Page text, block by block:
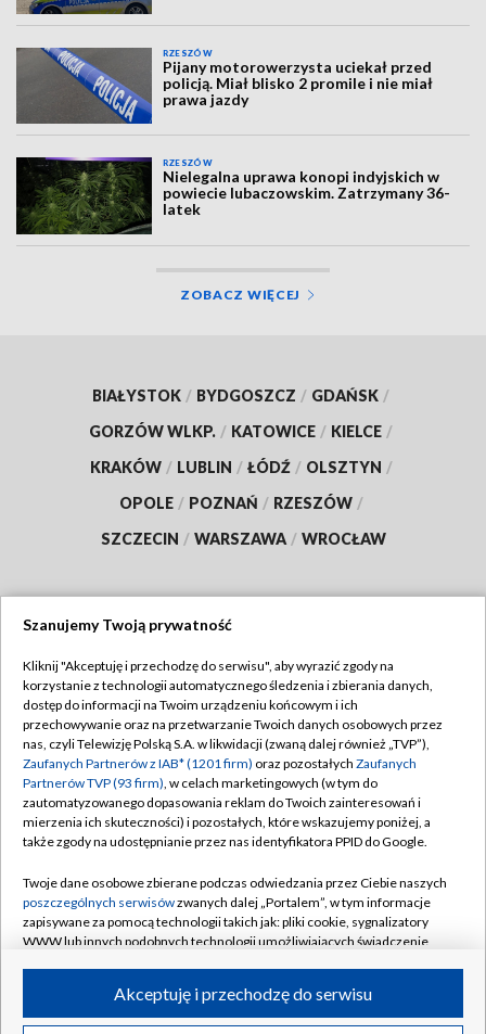
RZESZÓW
Pijany motorowerzysta uciekał przed
policją. Miał blisko 2 promile i nie miał
prawa jazdy
RZESZÓW
Nielegalna uprawa konopi indyjskich w
powiecie lubaczowskim. Zatrzymany 36-
latek
ZOBACZ WIĘCEJ
BIAŁYSTOK / BYDGOSZCZ / GDAŃSK /
GORZÓW WLKP. / KATOWICE / KIELCE /
KRAKÓW / LUBLIN / ŁÓDŹ / OLSZTYN /
OPOLE / POZNAŃ / RZESZÓW /
SZCZECIN / WARSZAWA / WROCŁAW
TVP
Abonament TVP
Emisja w TVP
Centrum informacji TVP
Naziemna Telewizja Cyfrowa
Rada Programowa
System NOS
Informacje o nadawcy
Program dla prasy
Regulamin TVP
Polityka prywatności
Moje zgody
Pomoc
Kontakt
Kanały
©2026 Telewizja Polska S.A. w likwidacji
Szanujemy Twoją prywatność
Kliknij "Akceptuję i przechodzę do serwisu", aby wyrazić zgody na
korzystanie z technologii automatycznego śledzenia i zbierania danych,
dostęp do informacji na Twoim urządzeniu końcowym i ich
przechowywanie oraz na przetwarzanie Twoich danych osobowych przez
nas, czyli Telewizję Polską S.A. w likwidacji (zwaną dalej również „TVP”),
Zaufanych Partnerów z IAB* (1201 firm) oraz pozostałych Zaufanych
Partnerów TVP (93 firm), w celach marketingowych (w tym do
zautomatyzowanego dopasowania reklam do Twoich zainteresowań i
mierzenia ich skuteczności) i pozostałych, które wskazujemy poniżej, a
także zgody na udostępnianie przez nas identyfikatora PPID do Google.
Twoje dane osobowe zbierane podczas odwiedzania przez Ciebie naszych
poszczególnych serwisówzwanych dalej „Portalem”, w tym informacje
zapisywane za pomocą technologii takich jak: pliki cookie, sygnalizatory
WWW lub innych podobnych technologii umożliwiających świadczenie
ruchu w Internecie.Akceptuję i przechodzę do serwisu